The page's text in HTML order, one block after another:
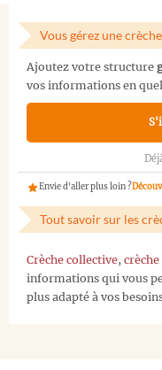
Vous gérez une
Ajoutez votre structure
vos informations en
Envie d'aller plus loin ?
Tout savoir sur les
Crèche collective,
informations qui vous
plus adapté à vos